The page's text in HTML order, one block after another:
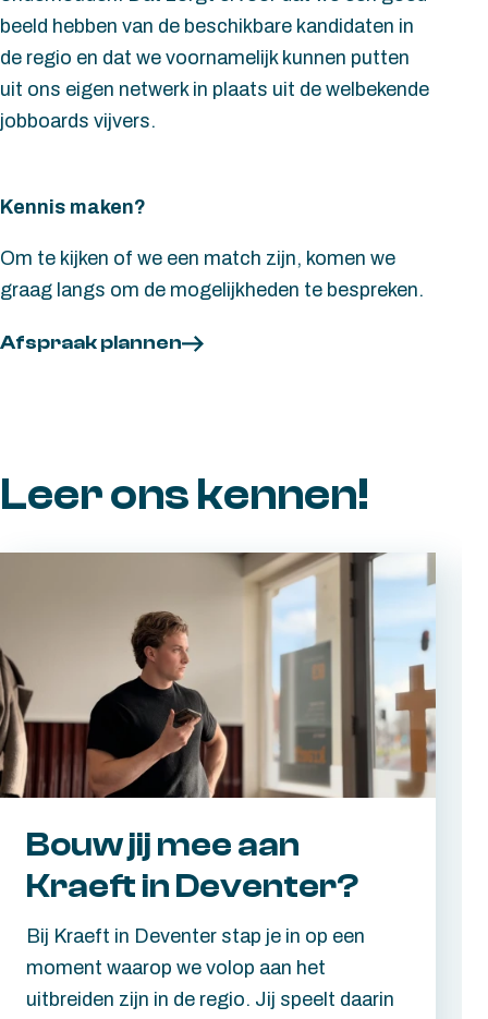
beeld hebben van de beschikbare kandidaten in
de regio en dat we voornamelijk kunnen putten
uit ons eigen netwerk in plaats uit de welbekende
jobboards vijvers.
Kennis maken?
Om te kijken of we een match zijn, komen we
graag langs om de mogelijkheden te bespreken.
Afspraak plannen
Leer ons kennen!
Bouw jij mee aan
Kraeft in Deventer?
Bij Kraeft in Deventer stap je in op een
moment waarop we volop aan het
uitbreiden zijn in de regio. Jij speelt daarin